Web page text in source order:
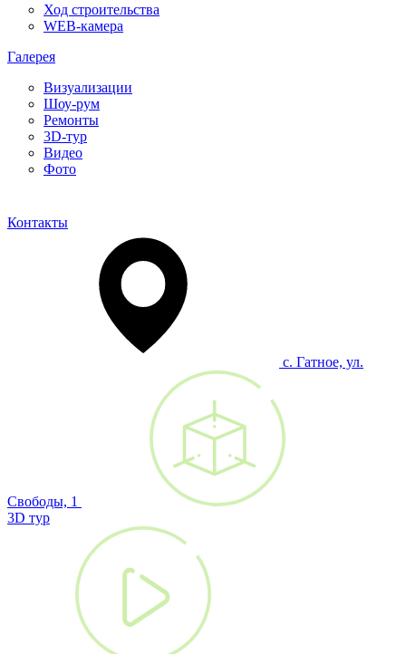
Ход строительства
WEB-камера
Галерея
Визуализации
Шоу-рум
Ремонты
3D-тур
Видео
Фото
Контакты
с. Гатное, ул.
Свободы, 1
3D тур